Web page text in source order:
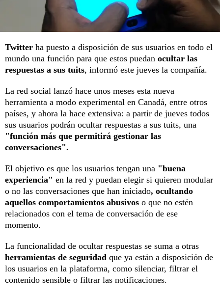
Twitter ha puesto a disposición de sus usuarios en todo el
mundo una función para que estos puedan ocultar las
respuestas a sus tuits, informó este jueves la compañía.
La red social lanzó hace unos meses esta nueva
herramienta a modo experimental en Canadá, entre otros
países, y ahora la hace extensiva: a partir de jueves todos
sus usuarios podrán ocultar respuestas a sus tuits, una
"función más que permitirá gestionar las
conversaciones".
El objetivo es que los usuarios tengan una "buena
experiencia" en la red y puedan elegir si quieren modular
o no las conversaciones que han iniciado, ocultando
aquellos comportamientos abusivos o que no estén
relacionados con el tema de conversación de ese
momento.
La funcionalidad de ocultar respuestas se suma a otras
herramientas de seguridad que ya están a disposición de
los usuarios en la plataforma, como silenciar, filtrar el
contenido sensible o filtrar las notificaciones.